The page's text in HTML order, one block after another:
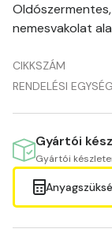
nemesvakolat
CIKKSZÁM
RENDELÉSI EGYSÉG
Gyártói
Gyártói